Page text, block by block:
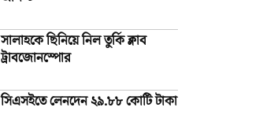
সালাহকে ছিনিয়ে নিল তুর্কি ক্লাব
ট্রাবজোনস্পোর
সিএসইতে লেনদেন ২৯.৮৮ কোটি টাকা